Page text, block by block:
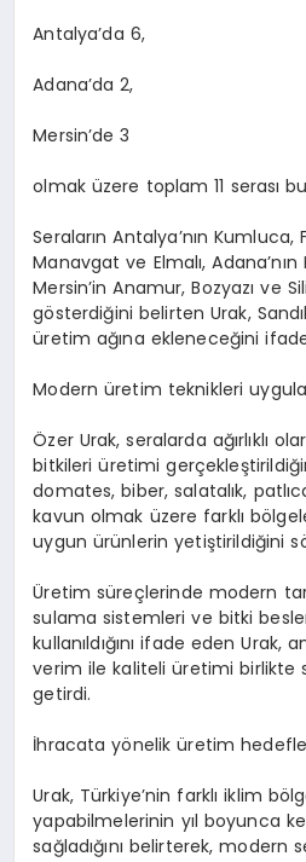
Antalya’da 6,
Adana’da 2,
Mersin’de 3
olmak üzere toplam 11 serası
Seraların Antalya’nın Kumluca,
Manavgat ve Elmalı,
Mersin’in Anamur, Bozyazı ve
gösterdiğini belirten Urak,
üretim ağına ekleneceğini
Modern üretim teknikleri
Özer Urak, seralarda ağırlıklı
bitkileri üretimi
domates, biber, salatalık,
kavun olmak üzere farklı
uygun ürünlerin yetiştirildiğini
Üretim süreçlerinde modern
sulama sistemleri ve bitki
kullanıldığını ifade eden Urak,
verim ile kaliteli üretimi birlikte
getirdi.
İhracata yönelik üretim
Urak, Türkiye’nin farklı iklim
yapabilmelerinin yıl boyunca
sağladığını belirterek, modern